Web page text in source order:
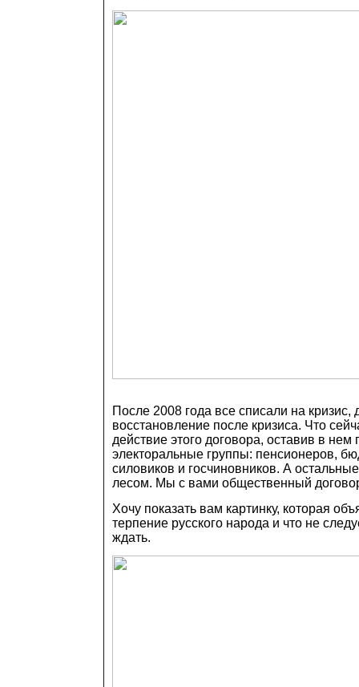
После 2008 года все списали на кризис,
восстановление после кризиса. Что
действие этого договора, оставив в
электоральные группы: пенсионеров,
силовиков и госчиновников. А
лесом. Мы с вами общественный
Хочу показать вам картинку, которая
терпение русского народа и что не
ждать.